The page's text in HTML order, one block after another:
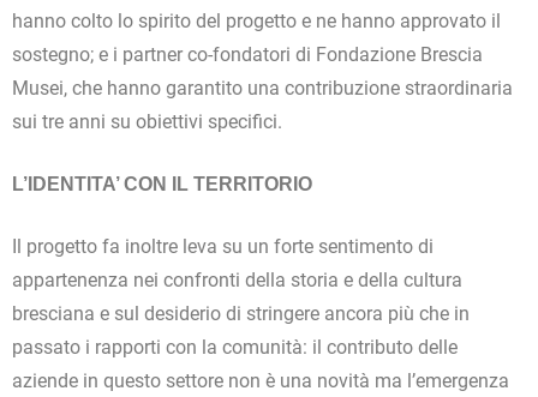
hanno colto lo spirito del progetto e ne hanno approvato il
sostegno; e i partner co-fondatori di Fondazione Brescia
Musei, che hanno garantito una contribuzione straordinaria
sui tre anni su obiettivi specifici.
L’IDENTITA’ CON IL TERRITORIO
Il progetto fa inoltre leva su un forte sentimento di
appartenenza nei confronti della storia e della cultura
bresciana e sul desiderio di stringere ancora più che in
passato i rapporti con la comunità: il contributo delle
aziende in questo settore non è una novità ma l’emergenza